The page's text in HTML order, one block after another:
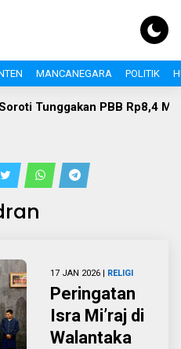
MANCANEGARA POLITIK
Tunggakan PBB Rp8,4
17 JAN 2026 | RELIGI
Peringatan
Isra Mi’raj di
Walantaka